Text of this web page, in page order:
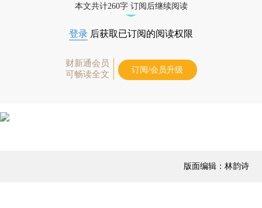
本文共计260字 订阅后继续阅读
登录 后获取已订阅的阅读权限
财新通会员
可畅读全文
订阅/会员升级
版面编辑：林韵诗